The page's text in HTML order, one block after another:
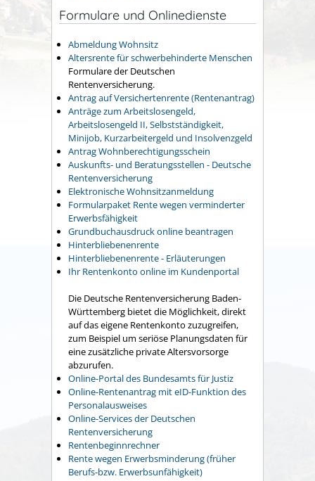
Formulare und Onlinedienste
Abmeldung Wohnsitz
Altersrente für schwerbehinderte Menschen
Formulare der Deutschen
Rentenversicherung.
Antrag auf Versichertenrente (Rentenantrag)
Anträge zum Arbeitslosengeld,
Arbeitslosengeld II, Selbstständigkeit,
Minijob, Kurzarbeitergeld und Insolvenzgeld
Antrag Wohnberechtigungsschein
Auskunfts- und Beratungsstellen - Deutsche
Rentenversicherung
Elektronische Wohnsitzanmeldung
Formularpaket Rente wegen verminderter
Erwerbsfähigkeit
Grundbuchausdruck online beantragen
Hinterbliebenenrente
Hinterbliebenenrente - Erläuterungen
Ihr Rentenkonto online im Kundenportal
Die Deutsche Rentenversicherung Baden-
Württemberg bietet die Möglichkeit, direkt
auf das eigene Rentenkonto zuzugreifen,
zum Beispiel um seriöse Planungsdaten für
eine zusätzliche private Altersvorsorge
abzurufen.
Online-Portal des Bundesamts für Justiz
Online-Rentenantrag mit eID-Funktion des
Personalausweises
Online-Services der Deutschen
Rentenversicherung
Rentenbeginnrechner
Rente wegen Erwerbsminderung (früher
Berufs-bzw. Erwerbsunfähigkeit)